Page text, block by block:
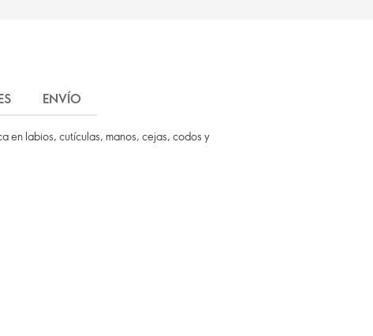
ENVÍO
en labios, cutículas, manos, cejas, codos y